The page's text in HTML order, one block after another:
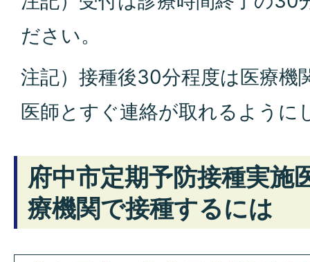
ださい。
注記）接種後30分程度は医療機
医師とすぐ連絡が取れるよう
府中市定期予防接種実施
療機関で接種するには